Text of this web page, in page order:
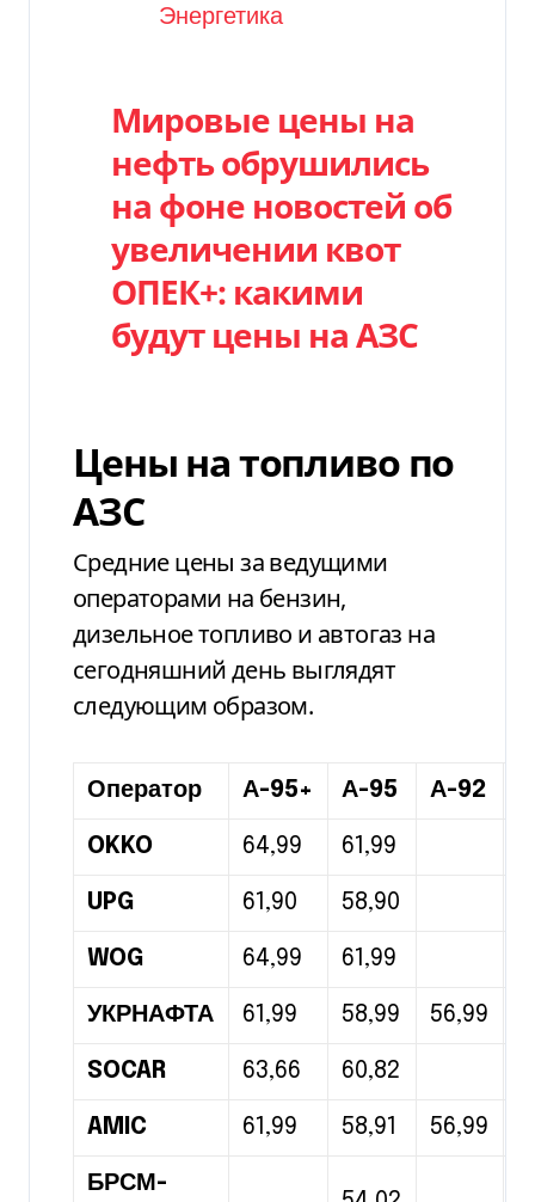
Категория
Энергетика
Мировые цены на
нефть обрушились
на фоне новостей об
увеличении квот
ОПЕК+: какими
будут цены на АЗС
Цены на топливо по
АЗС
Средние цены за ведущими
операторами на бензин,
дизельное топливо и автогаз на
сегодняшний день выглядят
следующим образом.
Оператор А-95+ А-95 А-92
OKKO 64,99 61,99
UPG 61,90 58,90
WOG 64,99 61,99
УКРНАФТА 61,99 58,99 56,99
SOCAR 63,66 60,82
AMIC 61,99 58,91 56,99
БРСМ-